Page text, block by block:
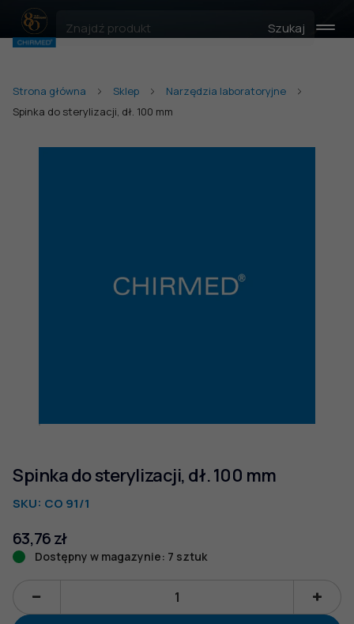
Szukaj
Strona główna Sklep
Narzędzia laboratoryjne
Spinka do sterylizacji, dł. 100 mm
Spinka do sterylizacji, dł. 100 mm
SKU: CO 91/1
63,76zł
Dostępny w magazynie: 7 sztuk
ilość